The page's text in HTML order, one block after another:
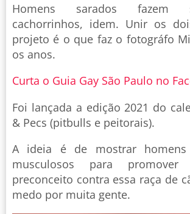
Homens sarados fazem
cachorrinhos, idem. Unir os
projeto é o que faz o fotográfo
os anos.
Curta o Guia Gay São Paulo no
Foi lançada a edição 2021 do
& Pecs (pitbulls e peitorais).
A ideia é de mostrar
musculosos para
preconceito contra essa raça de
medo por muita gente.